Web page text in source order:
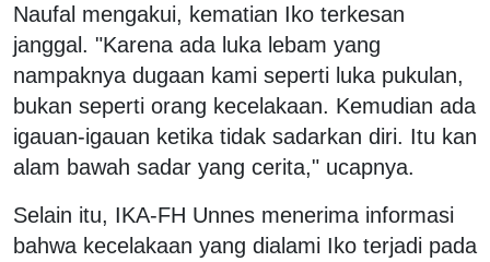
Naufal mengakui, kematian Iko terkesan
janggal. "Karena ada luka lebam yang
nampaknya dugaan kami seperti luka pukulan,
bukan seperti orang kecelakaan. Kemudian ada
igauan-igauan ketika tidak sadarkan diri. Itu kan
alam bawah sadar yang cerita," ucapnya.
Selain itu, IKA-FH Unnes menerima informasi
bahwa kecelakaan yang dialami Iko terjadi pada